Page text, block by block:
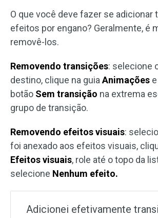
O que você deve fazer se adicionar
efeitos por engano? Geralmente, é
removê-los.
Removendo transições: selecione
destino, clique na guia Animações
botão Sem transição na extrema
grupo de transição.
Removendo efeitos visuais:
foi anexado aos efeitos visuais,
Efeitos visuais, role até o topo da
selecione Nenhum efeito.
Adicionei efetivamente